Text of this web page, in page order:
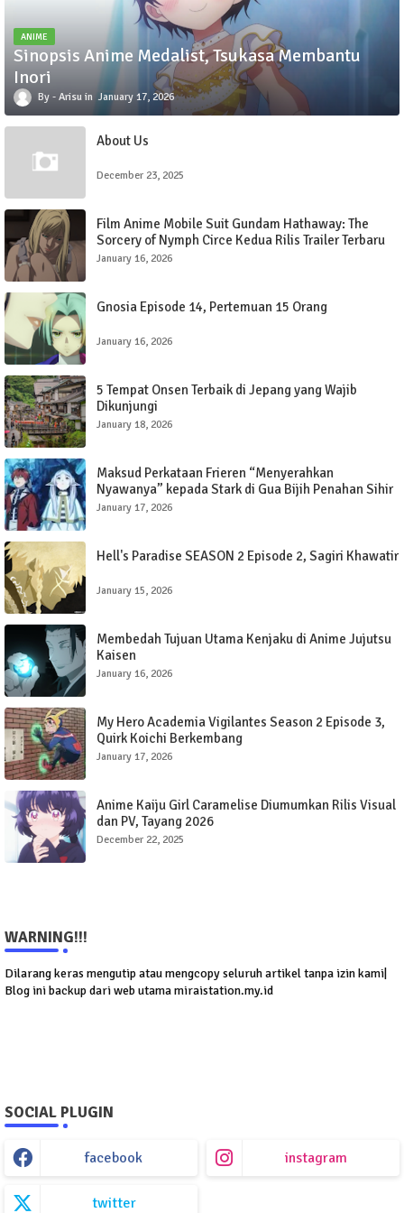
ANIME
Sinopsis Anime Medalist, Tsukasa Membantu
Inori
Arisu January 17, 2026
About Us
December 23, 2025
Film Anime Mobile Suit Gundam Hathaway: The
Sorcery of Nymph Circe Kedua Rilis Trailer Terbaru
dengan Lagu OP oleh SZA
January 16, 2026
Gnosia Episode 14, Pertemuan 15 Orang
January 16, 2026
5 Tempat Onsen Terbaik di Jepang yang Wajib
Dikunjungi
January 18, 2026
Maksud Perkataan Frieren “Menyerahkan
Nyawanya” kepada Stark di Gua Bijih Penahan Sihir
dalam Frieren: Beyond The Journey’s End
January 17, 2026
Hell's Paradise SEASON 2 Episode 2, Sagiri Khawatir
January 15, 2026
Membedah Tujuan Utama Kenjaku di Anime Jujutsu
Kaisen
January 16, 2026
My Hero Academia Vigilantes Season 2 Episode 3,
Quirk Koichi Berkembang
January 17, 2026
Anime Kaiju Girl Caramelise Diumumkan Rilis Visual
dan PV, Tayang 2026
December 22, 2025
WARNING!!!
Dilarang keras mengutip atau mengcopy seluruh artikel tanpa izin kami|
Blog ini backup dari web utama miraistation.my.id
SOCIAL PLUGIN
facebook instagram
twitter